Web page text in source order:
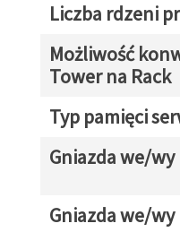
Liczba rdzeni
Możliwość
Tower na Rack
Typ pamięci
Gniazda we/wy
Gniazda we/wy